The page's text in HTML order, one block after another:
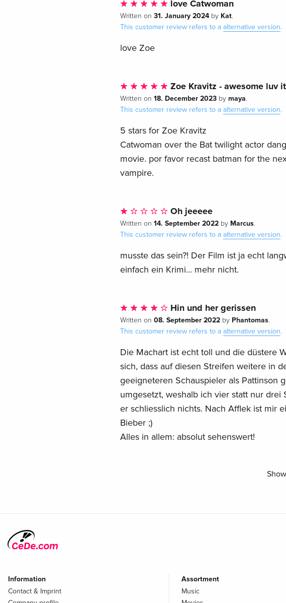
love Catwoman
Written on 31. January 2024by Kat.
This customer review refers to a alternative version.
love Zoe
Zoe Kravitz - awesome luv it
Written on 18. December 2023by maya.
This customer review refers to a alternative version.
5 stars for Zoe Kravitz
Catwoman over the Bat twilight actor
movie. por favor recast batman for the
vampire.
Oh jeeeee
Written on 14. September 2022by Marcus.
This customer review refers to a alternative version.
musste das sein?! Der Film ist ja echt
einfach ein Krimi… mehr nicht.
Hin und her gerissen
Written on 08. September 2022by Phantomas.
This customer review refers to a alternative version.
Die Machart ist echt toll und die düstere
sich, dass auf diesen Streifen weitere in
geeigneteren Schauspieler als Pattinson
umgesetzt, weshalb ich vier statt nur
er schliesslich nichts. Nach Afflek ist mir
Bieber ;)
Alles in allem: absolut sehenswert!
Information
Contact & Imprint
Assortment
Music